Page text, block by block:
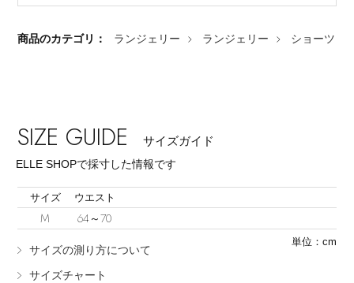
Stay inthe Loop
商品のカテゴリ： ランジェリー ランジェリー ショーツ
SIZE GUIDE サイズガイド
ELLE SHOPで採寸した情報です
サイズ ウエスト
M 64～70
サイズの測り方について
サイズチャート
単位：cm